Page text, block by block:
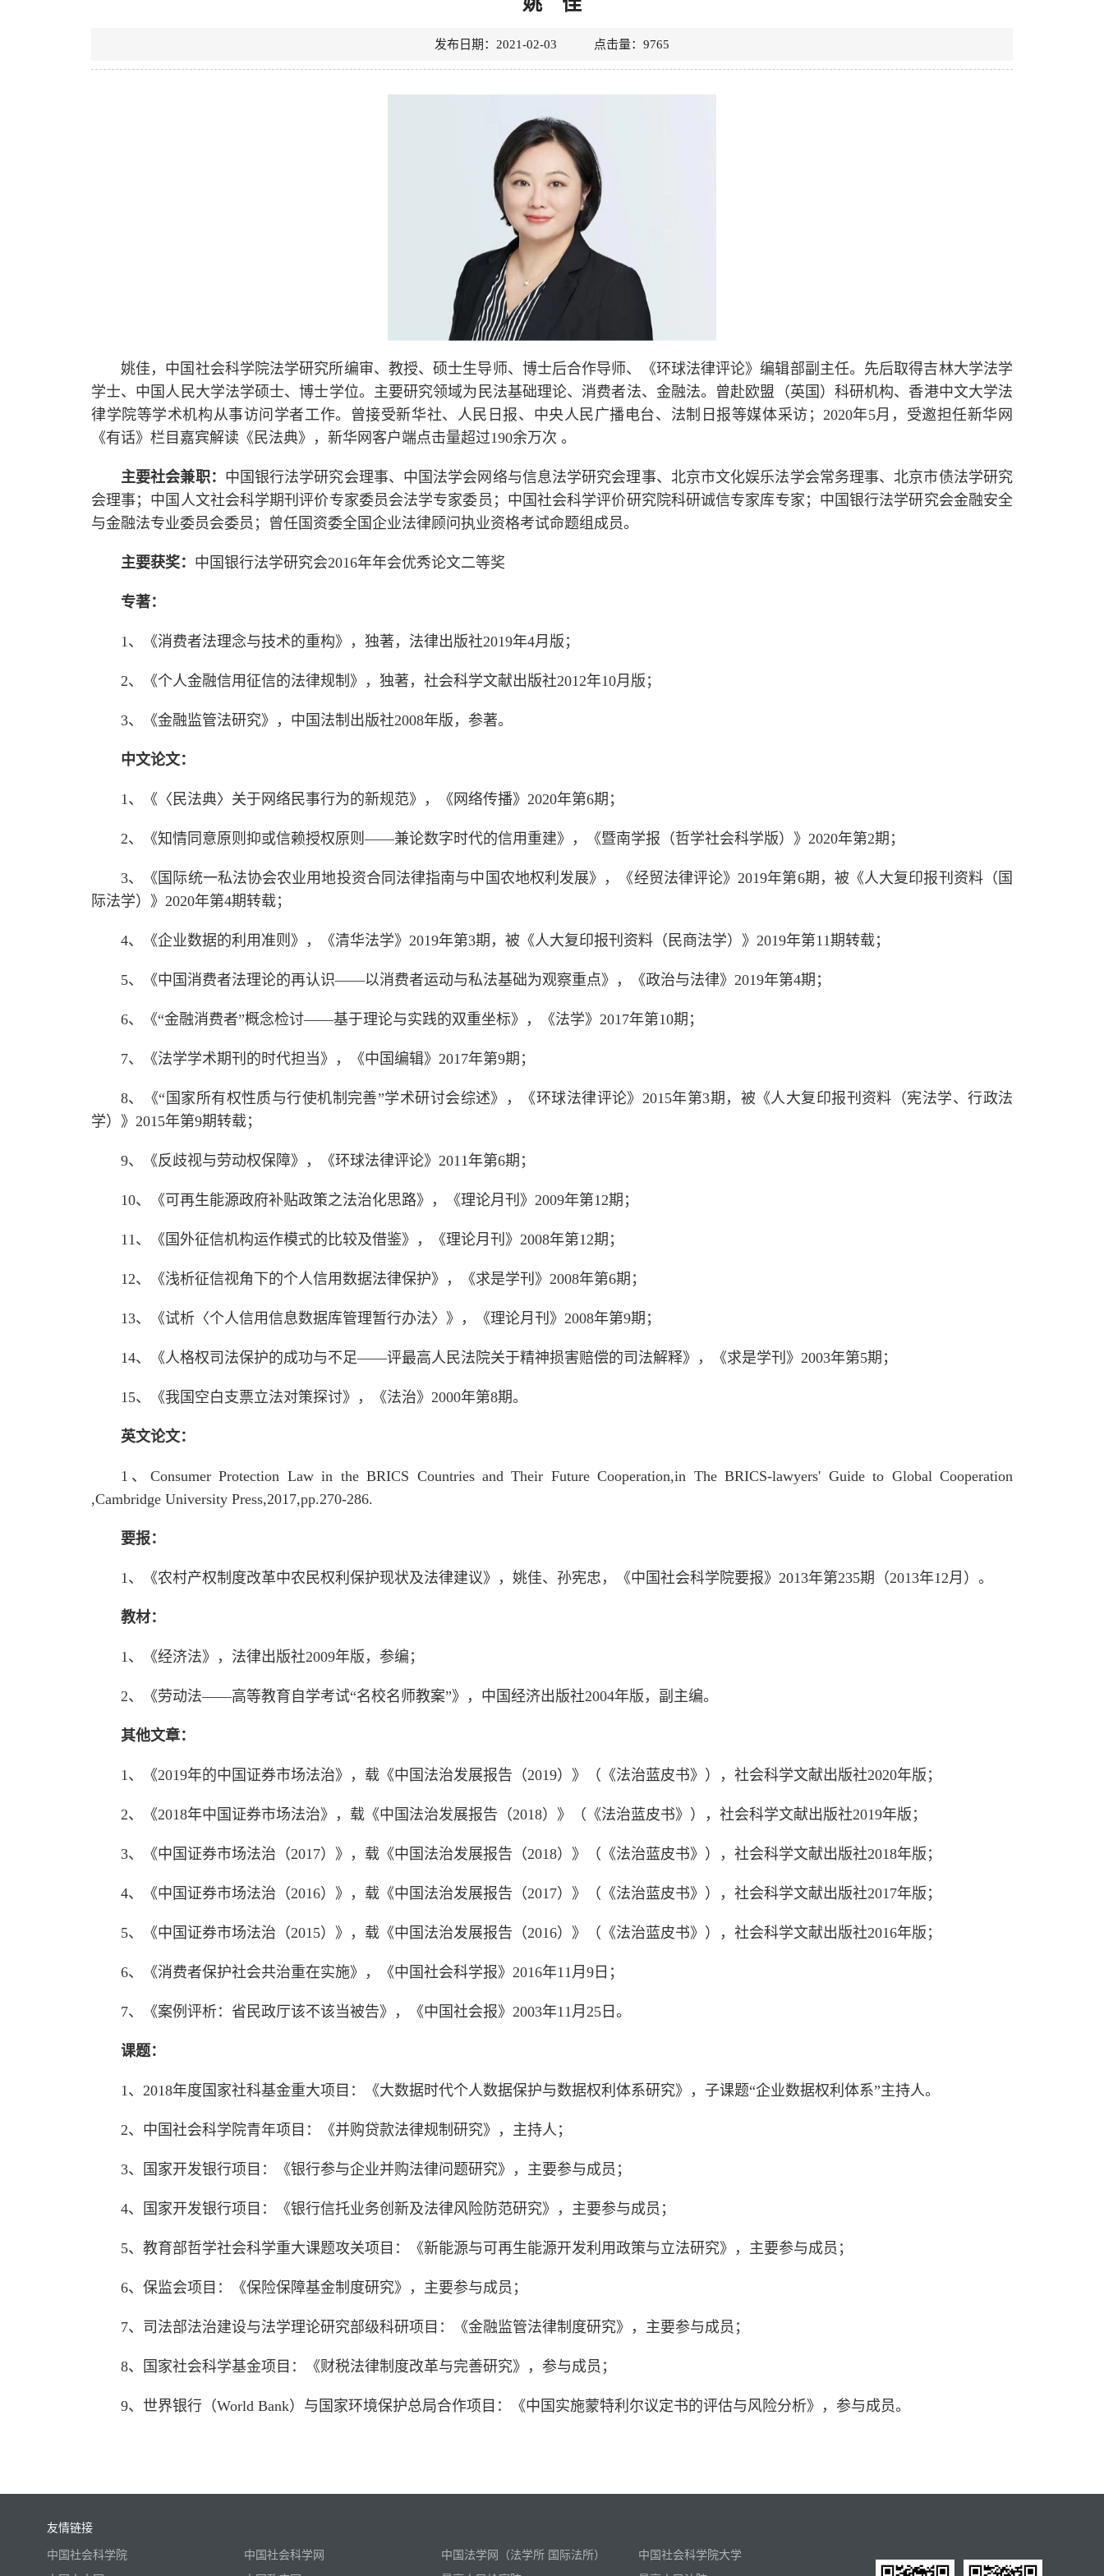
发布日期：2021-02-03 点击量： 9765
姚佳，中国社会科学院法学研究所编审、教授、硕士生导师、博士后合作导师、《环球法律评论》编辑部副主任。先后取得吉林大学法学
学士、中国人民大学法学硕士、博士学位。主要研究领域为民法基础理论、消费者法、金融法。曾赴欧盟（英国）科研机构、香港中文大学法
律学院等学术机构从事访问学者工作。曾接受新华社、人民日报、中央人民广播电台、法制日报等媒体采访；2020年5月，受邀担任新华网
《有话》栏目嘉宾解读《民法典》，新华网客户端点击量超过190余万次 。
主要社会兼职： 中国银行法学研究会理事、中国法学会网络与信息法学研究会理事、北京市文化娱乐法学会常务理事、北京市债法学研究
会理事；中国人文社会科学期刊评价专家委员会法学专家委员；中国社会科学评价研究院科研诚信专家库专家；中国银行法学研究会金融安全
与金融法专业委员会委员；曾任国资委全国企业法律顾问执业资格考试命题组成员。
主要获奖： 中国银行法学研究会2016年年会优秀论文二等奖
专著：
1、《消费者法理念与技术的重构》，独著，法律出版社2019年4月版；
2、《个人金融信用征信的法律规制》，独著，社会科学文献出版社2012年10月版；
3、《金融监管法研究》，中国法制出版社2008年版，参著。
中文论文：
1、《〈民法典〉关于网络民事行为的新规范》，《网络传播》2020年第6期；
2、《知情同意原则抑或信赖授权原则——兼论数字时代的信用重建》，《暨南学报（哲学社会科学版）》2020年第2期；
3、《国际统一私法协会农业用地投资合同法律指南与中国农地权利发展》，《经贸法律评论》2019年第6期，被《人大复印报刊资料（国
际法学）》2020年第4期转载；
4、《企业数据的利用准则》，《清华法学》2019年第3期，被《人大复印报刊资料（民商法学）》2019年第11期转载；
5、《中国消费者法理论的再认识——以消费者运动与私法基础为观察重点》，《政治与法律》2019年第4期；
6、《“金融消费者”概念检讨——基于理论与实践的双重坐标》，《法学》2017年第10期；
7、《法学学术期刊的时代担当》，《中国编辑》2017年第9期；
8、《“国家所有权性质与行使机制完善”学术研讨会综述》，《环球法律评论》2015年第3期，被《人大复印报刊资料（宪法学、行政法
学）》2015年第9期转载；
9、《反歧视与劳动权保障》，《环球法律评论》2011年第6期；
10、《可再生能源政府补贴政策之法治化思路》，《理论月刊》2009年第12期；
11、《国外征信机构运作模式的比较及借鉴》，《理论月刊》2008年第12期；
12、《浅析征信视角下的个人信用数据法律保护》，《求是学刊》2008年第6期；
13、《试析〈个人信用信息数据库管理暂行办法〉》，《理论月刊》2008年第9期；
14、《人格权司法保护的成功与不足——评最高人民法院关于精神损害赔偿的司法解释》，《求是学刊》2003年第5期；
15、《我国空白支票立法对策探讨》，《法治》2000年第8期。
英文论文：
1、Consumer Protection Law in the BRICS Countries and Their Future Cooperation,in The BRICS-lawyers' Guide to Global Cooperation
,Cambridge University Press,2017,pp.270-286.
要报：
1、《农村产权制度改革中农民权利保护现状及法律建议》，姚佳、孙宪忠，《中国社会科学院要报》2013年第235期（2013年12月）。
教材：
1、《经济法》，法律出版社2009年版，参编；
2、《劳动法——高等教育自学考试“名校名师教案”》，中国经济出版社2004年版，副主编。
其他文章：
1、《2019年的中国证券市场法治》，载《中国法治发展报告（2019）》（《法治蓝皮书》），社会科学文献出版社2020年版；
2、《2018年中国证券市场法治》，载《中国法治发展报告（2018）》（《法治蓝皮书》），社会科学文献出版社2019年版；
3、《中国证券市场法治（2017）》，载《中国法治发展报告（2018）》（《法治蓝皮书》），社会科学文献出版社2018年版；
4、《中国证券市场法治（2016）》，载《中国法治发展报告（2017）》（《法治蓝皮书》），社会科学文献出版社2017年版；
5、《中国证券市场法治（2015）》，载《中国法治发展报告（2016）》（《法治蓝皮书》），社会科学文献出版社2016年版；
6、《消费者保护社会共治重在实施》，《中国社会科学报》2016年11月9日；
7、《案例评析：省民政厅该不该当被告》，《中国社会报》2003年11月25日。
课题：
1、2018年度国家社科基金重大项目：《大数据时代个人数据保护与数据权利体系研究》，子课题“企业数据权利体系”主持人。
2、中国社会科学院青年项目：《并购贷款法律规制研究》，主持人；
3、国家开发银行项目：《银行参与企业并购法律问题研究》，主要参与成员；
4、国家开发银行项目：《银行信托业务创新及法律风险防范研究》，主要参与成员；
5、教育部哲学社会科学重大课题攻关项目：《新能源与可再生能源开发利用政策与立法研究》，主要参与成员；
6、保监会项目：《保险保障基金制度研究》，主要参与成员；
7、司法部法治建设与法学理论研究部级科研项目：《金融监管法律制度研究》，主要参与成员；
8、国家社会科学基金项目：《财税法律制度改革与完善研究》，参与成员；
9、世界银行（World Bank）与国家环境保护总局合作项目：《中国实施蒙特利尔议定书的评估与风险分析》，参与成员。
友情链接
中国社会科学院 中国社会科学网 中国法学网（法学所 国际法所）
中国社会科学院大学